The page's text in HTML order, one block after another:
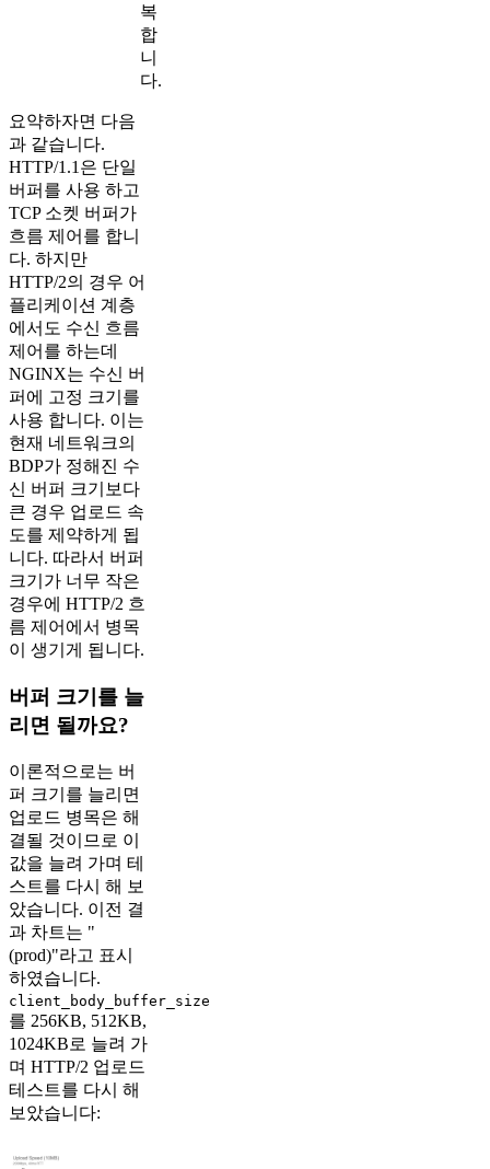
복
합
니
다.
요약하자면 다음
과 같습니다.
HTTP/1.1은 단일
버퍼를 사용 하고
TCP 소켓 버퍼가
흐름 제어를 합니
다. 하지만
HTTP/2의 경우 어
플리케이션 계층
에서도 수신 흐름
제어를 하는데
NGINX는 수신 버
퍼에 고정 크기를
사용 합니다. 이는
현재 네트워크의
BDP가 정해진 수
신 버퍼 크기보다
큰 경우 업로드 속
도를 제약하게 됩
니다. 따라서 버퍼
크기가 너무 작은
경우에 HTTP/2 흐
름 제어에서 병목
이 생기게 됩니다.
버퍼 크기를 늘
리면 될까요?
이론적으로는 버
퍼 크기를 늘리면
업로드 병목은 해
결될 것이므로 이
값을 늘려 가며 테
스트를 다시 해 보
았습니다. 이전 결
과 차트는 "
(prod)"라고 표시
하였습니다.
client_body_buffer_size
를 256KB, 512KB,
1024KB로 늘려 가
며 HTTP/2 업로드
테스트를 다시 해
보았습니다: